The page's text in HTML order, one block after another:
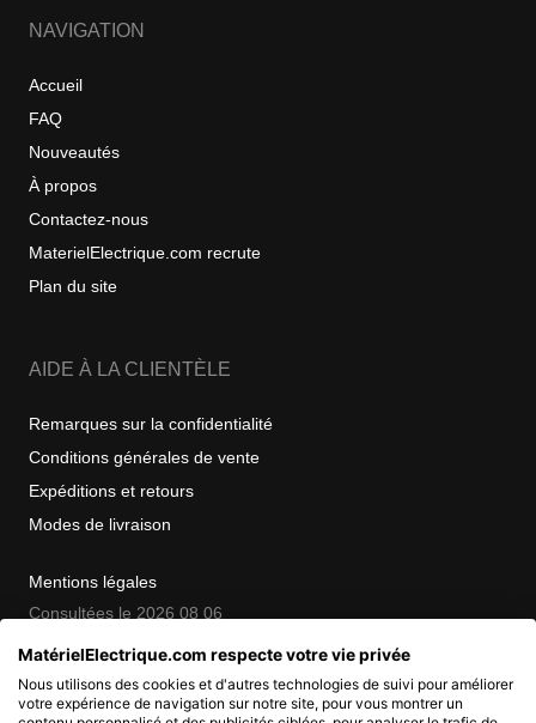
NAVIGATION
Accueil
FAQ
Nouveautés
À propos
Contactez-nous
MaterielElectrique.com recrute
Plan du site
AIDE À LA CLIENTÈLE
Remarques sur la confidentialité
Conditions générales de vente
Expéditions et retours
Modes de livraison
Mentions légales
Consultées le 2026 08 06
COPYRIGHT
MatérielElectrique.com respecte votre vie privée
Nous utilisons des cookies et d'autres technologies de suivi pour améliorer
votre expérience de navigation sur notre site, pour vous montrer un